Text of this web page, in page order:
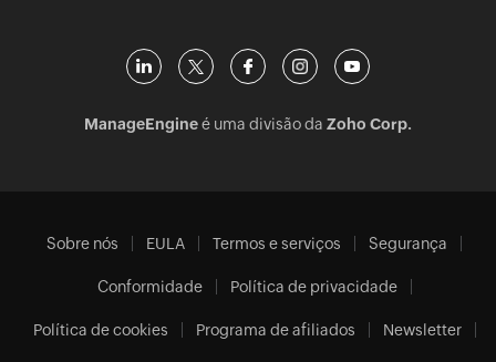
ManageEngineé uma divisão da Zoho Corp.
Sobre nós EULA Termos e serviços Segurança
Conformidade Política de privacidade
Política de cookies Programa de afiliados Newsletter